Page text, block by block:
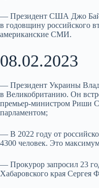
— Президент США Джо
в годовщину российского
американские СМИ.
08.02.2023
— Президент Украины
в Великобританию. Он
премьер-министром Риши
парламентом;
— В 2022 году от
4300 человек. Это
— Прокурор запросил 23
Хабаровского края Сергея